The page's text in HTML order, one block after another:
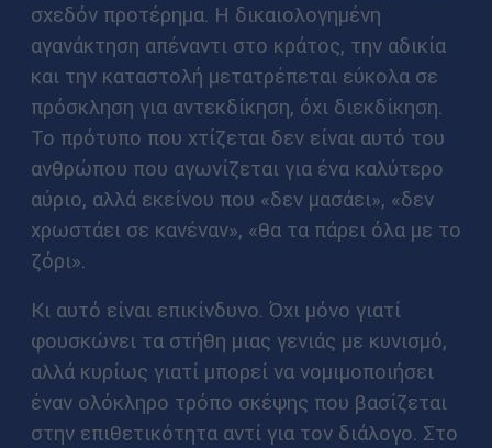
σχεδόν προτέρημα. Η δικαιολογημένη
αγανάκτηση απέναντι στο κράτος, την αδικία
και την καταστολή μετατρέπεται εύκολα σε
πρόσκληση για αντεκδίκηση, όχι διεκδίκηση.
Το πρότυπο που χτίζεται δεν είναι αυτό του
ανθρώπου που αγωνίζεται για ένα καλύτερο
αύριο, αλλά εκείνου που «δεν μασάει», «δεν
χρωστάει σε κανέναν», «θα τα πάρει όλα με το
ζόρι».
Κι αυτό είναι επικίνδυνο. Όχι μόνο γιατί
φουσκώνει τα στήθη μιας γενιάς με κυνισμό,
αλλά κυρίως γιατί μπορεί να νομιμοποιήσει
έναν ολόκληρο τρόπο σκέψης που βασίζεται
στην επιθετικότητα αντί για τον διάλογο. Στο